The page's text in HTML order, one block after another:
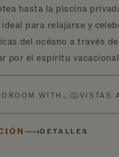
hasta la piscina
para relajarse y
del océano a través
por el espíritu
WITH… VISTAS
DETALLES